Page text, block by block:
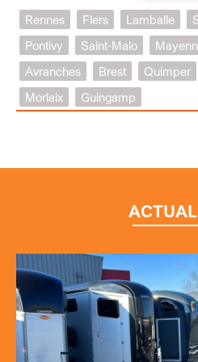
Rennes Flers Lamballe
Pontivy
Saint-Malo
Avranches
Brest Quimper
Morlaix
Guingamp